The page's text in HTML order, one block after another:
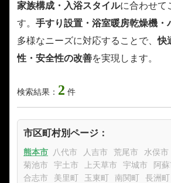
家族構成・入浴スタイルに合わせて
す。 手すり設置・浴室暖房乾燥機・
多様なニーズに対応することで、快
性・安全性の改善を実現します。
検索結果： 2 件
市区町村別ページ：
熊本市 八代市 人吉市 荒尾市 水俣市
菊池市
宇土市 上天草市 宇城市 阿
合志市
美里町 玉東町 南関町 長洲町